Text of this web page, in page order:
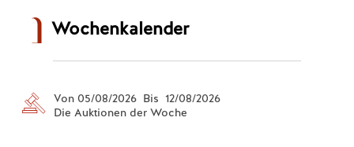
Wochenkalender
Von 05/08/2026 Bis 12/08/2026
Die Auktionen der Woche